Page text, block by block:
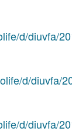
d/diuvfa/
d/diuvfa/
d/diuvfa/